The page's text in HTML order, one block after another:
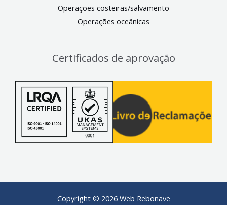
Operações costeiras/salvamento
Operações oceânicas
Certificados de aprovação
Copyright © 2026 Web Rebonave